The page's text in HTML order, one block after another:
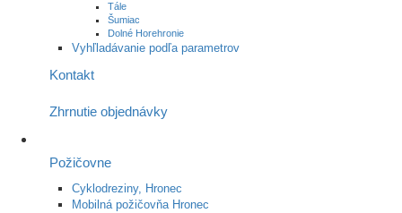
Tále
Šumiac
Dolné Horehronie
Vyhľladávanie podľa parametrov
Kontakt
Zhrnutie objednávky
Požičovne
Cyklodreziny, Hronec
Mobilná požičovňa Hronec